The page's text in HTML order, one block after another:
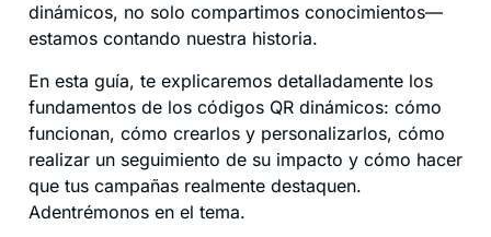
dinámicos, no solo compartimos conocimientos—
estamos contando nuestra historia.
En esta guía, te explicaremos detalladamente los
fundamentos de los códigos QR dinámicos: cómo
funcionan, cómo crearlos y personalizarlos, cómo
realizar un seguimiento de su impacto y cómo hacer
que tus campañas realmente destaquen.
Adentrémonos en el tema.